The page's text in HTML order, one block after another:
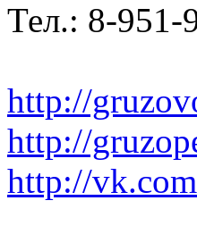
Тел.: 8-951-
http://
http://
http://